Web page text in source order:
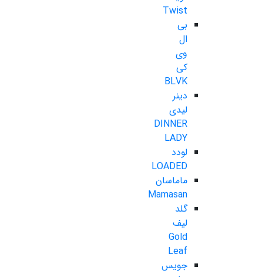
Twist
بی
ال
وی
کی
BLVK
دینر
لیدی
DINNER
LADY
لودد
LOADED
ماماسان
Mamasan
گلد
لیف
Gold
Leaf
جویس